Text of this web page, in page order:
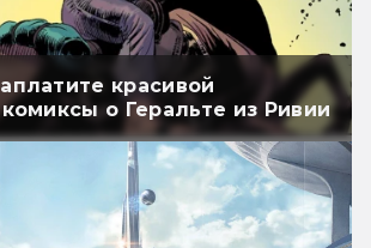
красивой
о Геральте из Ривии